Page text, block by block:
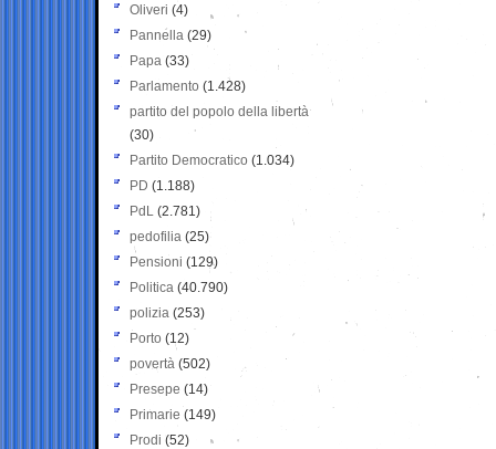
Oliveri (4)
Pannella (29)
Papa (33)
Parlamento (1.428)
partito del popolo della libertà
(30)
Partito Democratico (1.034)
PD (1.188)
PdL (2.781)
pedofilia (25)
Pensioni (129)
Politica (40.790)
polizia (253)
Porto (12)
povertà (502)
Presepe (14)
Primarie (149)
Prodi (52)